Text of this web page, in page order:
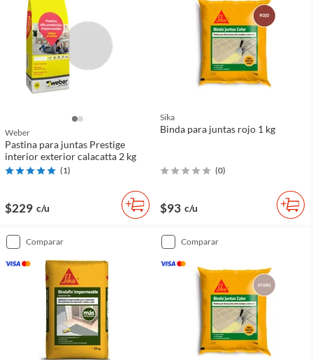
Weber
Pastina para juntas Prestige
interior exterior calacatta 2 kg
(1)
$229 c/u
Sika
Binda para juntas rojo 1 kg
(0)
$93 c/u
comparar comparar